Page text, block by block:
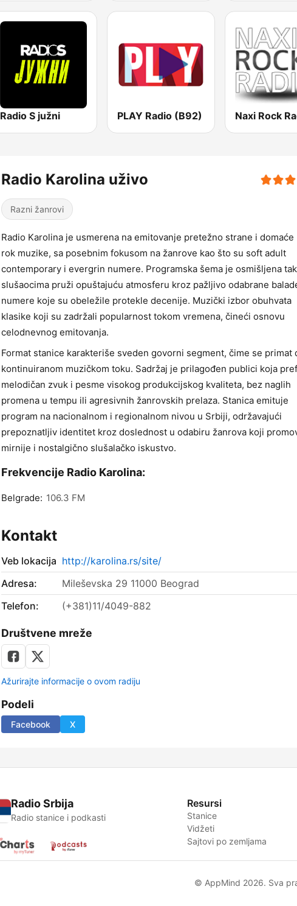
Radio S južni PLAY Radio (B92) Naxi Rock
Radio Karolina uživo
Razni žanrovi
Radio Karolina je usmerena na emitovanje pretežno strane i domaće
rok muzike, sa posebnim fokusom na žanrove kao što su soft adult
contemporary i evergrin numere. Programska šema je osmišljena
slušaocima pruži opuštajuću atmosferu kroz pažljivo odabrane
numere koje su obeležile protekle decenije. Muzički izbor obuhvata
klasike koji su zadržali popularnost tokom vremena, čineći osnovu
celodnevnog emitovanja.
Format stanice karakteriše sveden govorni segment, čime se primat
kontinuiranom muzičkom toku. Sadržaj je prilagođen publici koja
melodičan zvuk i pesme visokog produkcijskog kvaliteta, bez naglih
promena u tempu ili agresivnih žanrovskih prelaza. Stanica emituje
program na nacionalnom i regionalnom nivou u Srbiji, održavajući
prepoznatljiv identitet kroz doslednost u odabiru žanrova koji
mirnije i nostalgično slušalačko iskustvo.
Frekvencije Radio Karolina:
Belgrade: 106.3 FM
Kontakt
Veb lokacija http://karolina.rs/site/
Adresa:
Mileševska 29 11000 Beograd
Telefon:
(+381)11/4049-882
Društvene mreže
Ažurirajte informacije o ovom radiju
Podeli
Facebook X
Radio Srbija
Radio stanice i podkasti
Resursi
Stanice
Vidžeti
Sajtovi po zemljama
© AppMind 2026. Sva